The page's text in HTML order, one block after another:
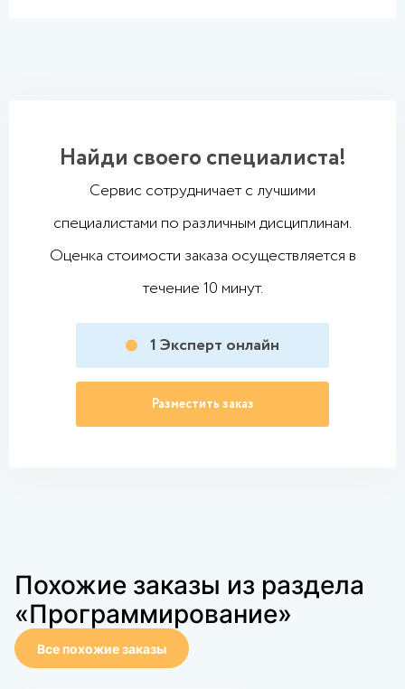
Найди своего специалиста!
Сервис сотрудничает с лучшими
специалистами по различным дисциплинам.
Оценка стоимости заказа осуществляется в
течение 10 минут.
1Эксперт онлайн
Разместить заказ
Похожие заказы из раздела
«Программирование»
Все похожие заказы